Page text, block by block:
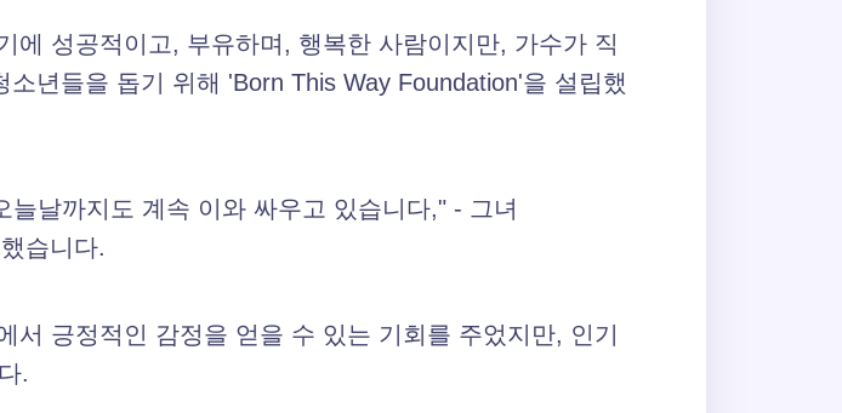
성공적이고, 부유하며, 행복한 사람이지만, 가수가 직
년들을 돕기 위해 'Born This Way Foundation'을 설립했
날까지도 계속 이와 싸우고 있습니다," - 그녀
습니다.
긍정적인 감정을 얻을 수 있는 기회를 주었지만, 인기
.